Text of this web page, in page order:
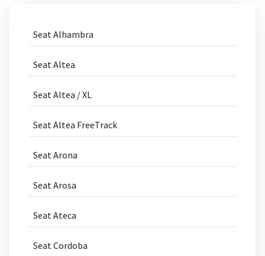
Seat Alhambra
Seat Altea
Seat Altea / XL
Seat Altea FreeTrack
Seat Arona
Seat Arosa
Seat Ateca
Seat Cordoba